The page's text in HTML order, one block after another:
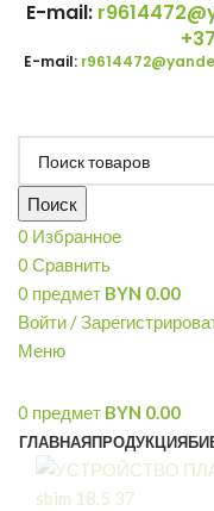
E-mail:
E-mail:
Поиск
0 Избранное
0 Сравнить
0 предмет BYN 0.00
Войти /
Меню
0 предмет BYN 0.00
ГЛАВНАЯПРОДУКЦИЯ